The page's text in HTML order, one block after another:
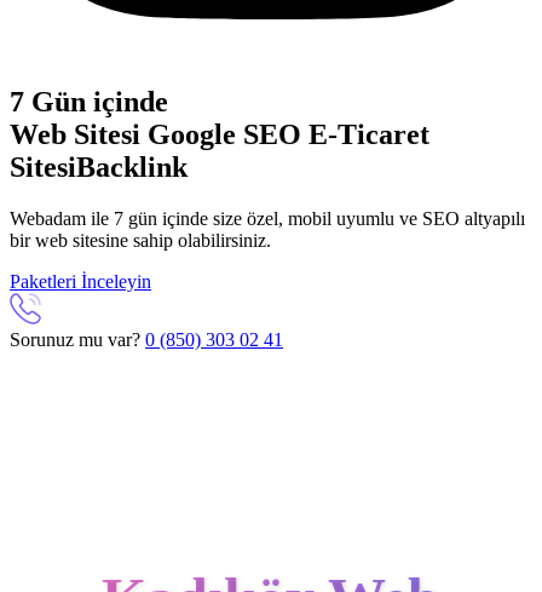
7 Gün içinde
Web Sitesi Google SEO E-Ticaret
SitesiBacklink
Webadam ile 7 gün içinde size özel, mobil uyumlu ve SEO altyapılı
bir web sitesine sahip olabilirsiniz.
Paketleri İnceleyin
Sorunuz mu var? 0 (850) 303 02 41